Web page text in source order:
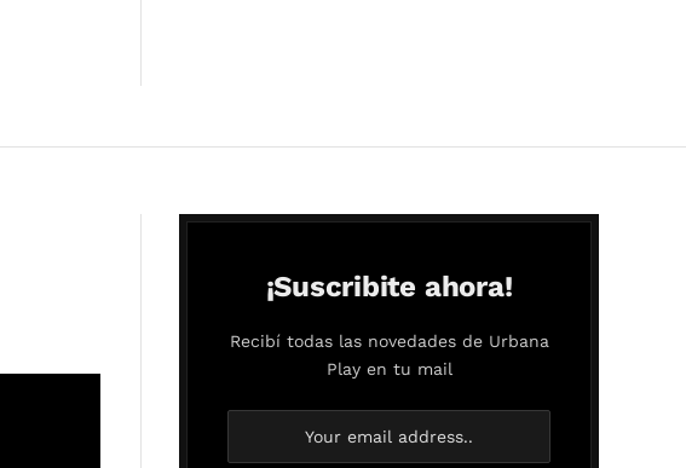
¡Suscribite ahora!
Recibí todas las novedades de Urbana
Play en tu mail